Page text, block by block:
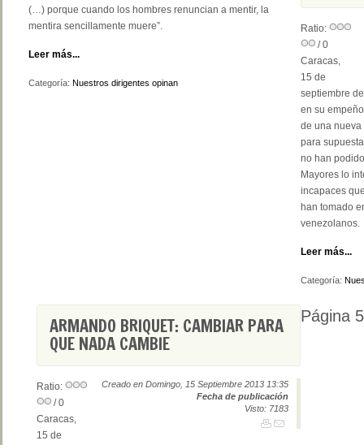
(…) porque cuando los hombres renuncian a mentir, la
mentira sencillamente muere”.
Leer más...
Categoría: Nuestros dirigentes opinan
Ratio:
/ 0
Caracas,
15 de
septiembre
en su
de una nueva
para
no han
Mayores lo
incapaces
han tomado
venezolanos.
Leer más...
Categoría:
ARMANDO BRIQUET: CAMBIAR PARA
QUE NADA CAMBIE
Creado en Domingo, 15 Septiembre 2013 13:35
Fecha de publicación
Visto: 7183
Ratio:
/ 0
Caracas,
15 de
Página